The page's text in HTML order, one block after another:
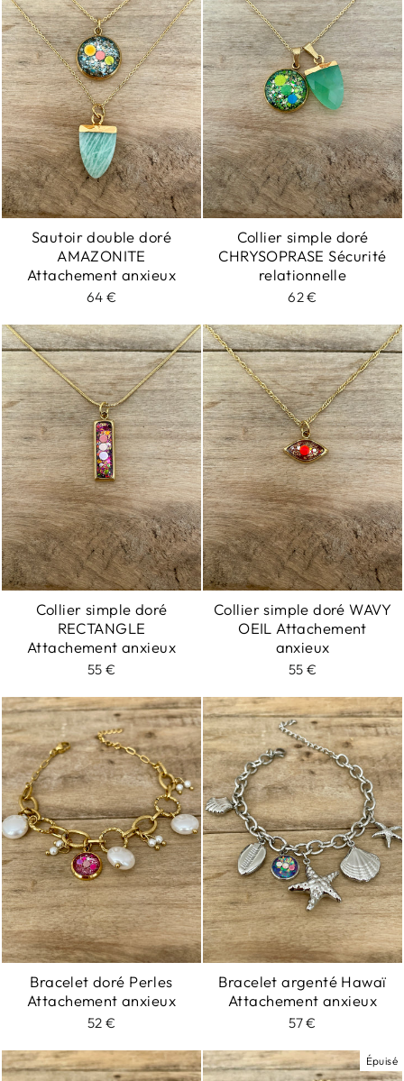
Sautoir double doré
AMAZONITE
Attachement anxieux
64 €
Collier simple doré
CHRYSOPRASE Sécurité
relationnelle
62 €
Collier simple doré
RECTANGLE
Attachement anxieux
55 €
Collier simple doré WAVY
OEIL Attachement
anxieux
55 €
Bracelet doré Perles
Attachement anxieux
52 €
Bracelet argenté Hawaï
Attachement anxieux
57 €
Épuisé